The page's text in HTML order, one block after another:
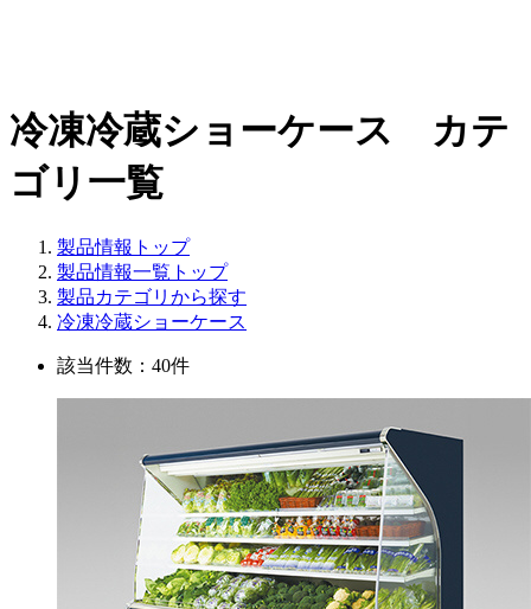
冷凍冷蔵ショーケース カテ
ゴリ一覧
製品情報トップ
製品情報一覧トップ
製品カテゴリから探す
冷凍冷蔵ショーケース
該当件数：40件